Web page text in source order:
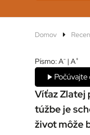
Domov
Písmo: A- | A+
Počúvajte
Víťaz Zlatej
túžbe je
život môže